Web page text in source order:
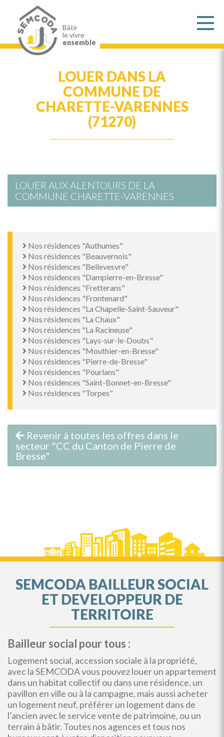
contenu
principal
Bâtir
le vivre
ensemble
LOUER DANS LA
COMMUNE DE
CHARETTE-VARENNES
(71270)
LOUER AUX ALENTOURS DE LA
COMMUNE CHARETTE-VARENNES
Nos résidences "Authumes"
Nos résidences "Beauvernois"
Nos résidences "Bellevesvre"
Nos résidences "Dampierre-en-Bresse"
Nos résidences "Fretterans"
Nos résidences "Frontenard"
Nos résidences "La Chapelle-Saint-Sauveur"
Nos résidences "La Chaux"
Nos résidences "La Racineuse"
Nos résidences "Lays-sur-le-Doubs"
Nos résidences "Mouthier-en-Bresse"
Nos résidences "Pierre-de-Bresse"
Nos résidences "Pourlans"
Nos résidences "Saint-Bonnet-en-Bresse"
Nos résidences "Torpes"
Revenir à toutes les offres dans le
secteur "CC du Canton de Pierre de
Bresse"
SEMCODA BAILLEUR SOCIAL
ET DEVELOPPEUR DE
TERRITOIRE
Bailleur social pour tous :
Logement social, accession sociale à la propriété,
avec la SEMCODA vous pouvez louer un appartement
dans un habitat collectif ou dans une résidence, un
pavillon en ville ou à la campagne, mais aussi acheter
un logement neuf, préférer un logement dans de
l’ancien avec le service vente de patrimoine, ou un
terrain à bâtir. Toutes nos agences et tous nos